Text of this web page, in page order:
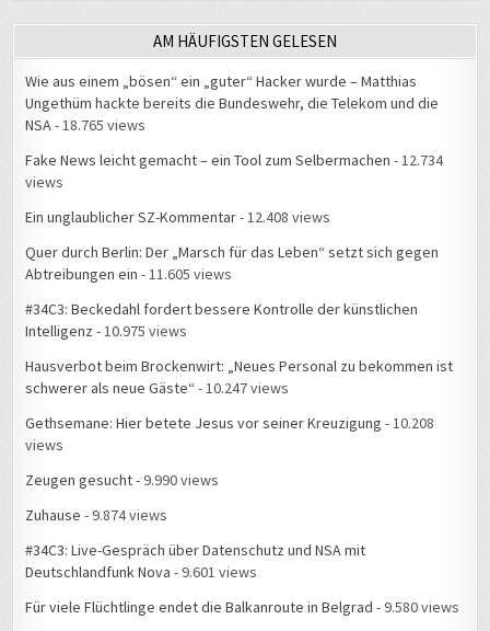
AM HÄUFIGSTEN GELESEN
Wie aus einem „bösen“ ein „guter“ Hacker wurde – Matthias
Ungethüm hackte bereits die Bundeswehr, die Telekom und die
NSA- 18.765 views
Fake News leicht gemacht – ein Tool zum Selbermachen - 12.734
views
Ein unglaublicher SZ-Kommentar- 12.408 views
Quer durch Berlin: Der „Marsch für das Leben“ setzt sich gegen
Abtreibungen ein - 11.605 views
#34C3: Beckedahl fordert bessere Kontrolle der künstlichen
Intelligenz - 10.975 views
Hausverbot beim Brockenwirt: „Neues Personal zu bekommen ist
schwerer als neue Gäste“ - 10.247 views
Gethsemane: Hier betete Jesus vor seiner Kreuzigung - 10.208
views
Zeugen gesucht- 9.990 views
Zuhause - 9.874 views
#34C3: Live-Gespräch über Datenschutz und NSA mit
Deutschlandfunk Nova - 9.601 views
Für viele Flüchtlinge endet die Balkanroute in Belgrad - 9.580 views